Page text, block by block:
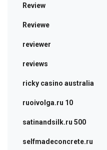
Review
Reviewe
reviewer
reviews
ricky casino australia
ruoivolga.ru 10
satinandsilk.ru 500
selfmadeconcrete.ru